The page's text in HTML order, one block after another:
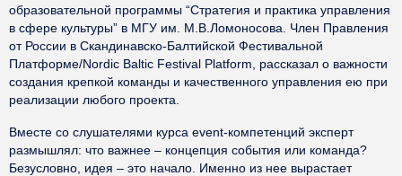
образовательной программы “Стратегия и практика управления
в сфере культуры” в МГУ им. М.В.Ломоносова. Член Правления
от России в Скандинавско-Балтийской Фестивальной
Платформе/Nordic Baltic Festival Platform, рассказал о важности
создания крепкой команды и качественного управления ею при
реализации любого проекта.
Вместе со слушателями курса event-компетенций эксперт
размышлял: что важнее – концепция события или команда?
Безусловно, идея – это начало. Именно из нее вырастает